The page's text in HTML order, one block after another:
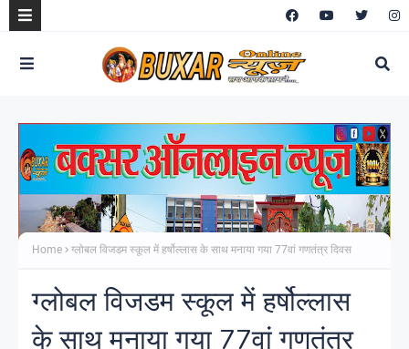
Home ग्लोबल विजडम स्कूल में हर्षोल्लास के साथ मनाया गया 77वां गणतंत्र दिवस
ग्लोबल विजडम स्कूल में हर्षोल्लास
के साथ मनाया गया 77वां गणतंत्र